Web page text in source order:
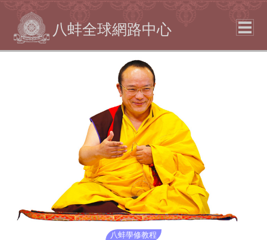
八蚌全球網路中心
八蚌學修教程